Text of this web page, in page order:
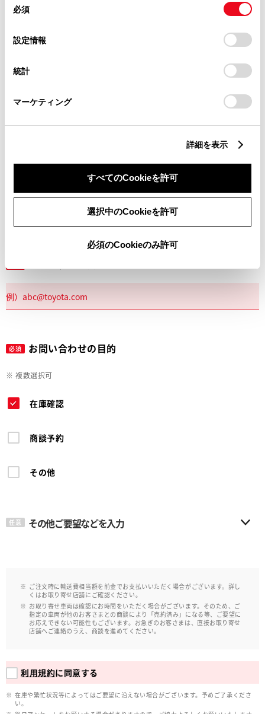
デバイスにすべてのCookie(クッキー)が保存されることに同
意したことになります。Cookie(クッキー)のオプトアウト、
設定の変更、同意を撤回したりするにあたっては、当社の
「Cookie（クッキー）情報の取り扱いについて
」をご覧くだ
必須
設定情報
統計
マーケティング
詳細を表示
すべてのCookieを許可
選択中のCookieを許可
必須のCookieのみ許可
任意 建物名
必須 お問い合わせの目的
※ 複数選択可
在庫確認
商談予約
その他
任意 その他ご要望などを入力
ご注文時に輸送費相当額を前金でお支払いいただく場合がございます。詳し
くはお取り寄せ店舗にご確認ください。
お取り寄せ車両は確認にお時間をいただく場合がございます。そのため、ご
指定の車両が他のお客さまとの商談により「売約済み」になる等、ご要望に
お応えできない可能性もございます。お急ぎのお客さまは、直接お取り寄せ
店舗へご連絡のうえ、商談を進めてください。
利用規約に同意する
在庫や繁忙状況等によってはご要望に沿えない場合がございます。予めご了承くださ
い。